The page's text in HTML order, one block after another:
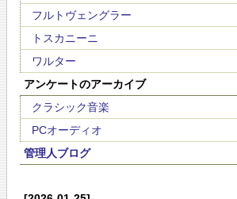
フルトヴェングラー
トスカニーニ
ワルター
アンケートのアーカイブ
クラシック音楽
PCオーディオ
管理人ブログ